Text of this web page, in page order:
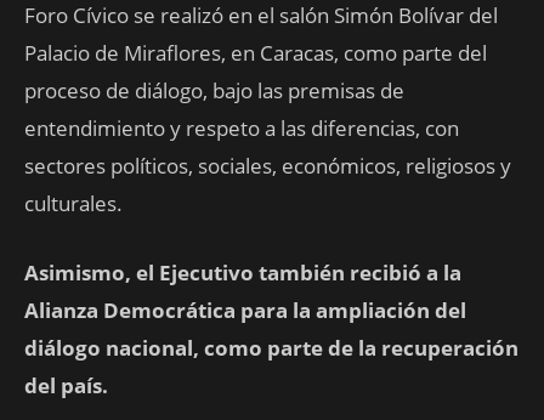
Foro Cívico se realizó en el salón Simón Bolívar del
Palacio de Miraflores, en Caracas, como parte del
proceso de diálogo, bajo las premisas de
entendimiento y respeto a las diferencias, con
sectores políticos, sociales, económicos, religiosos y
culturales.
Asimismo, el Ejecutivo también recibió a la
Alianza Democrática para la ampliación del
diálogo nacional, como parte de la recuperación
del país.